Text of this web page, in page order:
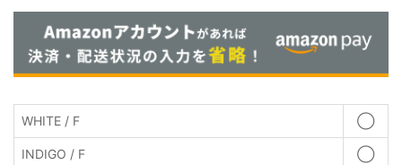
WHITE / F ◯
INDIGO / F ◯